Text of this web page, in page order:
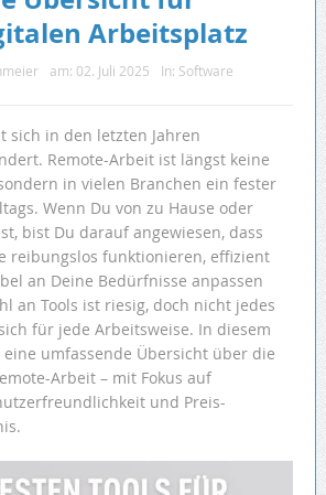
Arbeitsplatz
am: 02. Juli 2025 In: Software
sich in den letzten Jahren
Remote-Arbeit ist längst keine
in vielen Branchen ein fester
Wenn Du von zu Hause oder
bist Du darauf angewiesen, dass
reibungslos funktionieren, effizient
an Deine Bedürfnisse anpassen
an Tools ist riesig, doch nicht jedes
für jede Arbeitsweise. In diesem
umfassende Übersicht über die
Arbeit – mit Fokus auf
und Preis-